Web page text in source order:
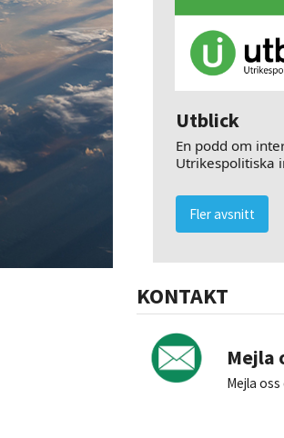
Utblick
En podd om
Utrikespolitiska
Fler avsnitt
KONTAKT
Mejla
Mejla